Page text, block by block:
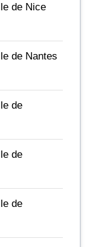
de Nice
de Nantes
de
de
de